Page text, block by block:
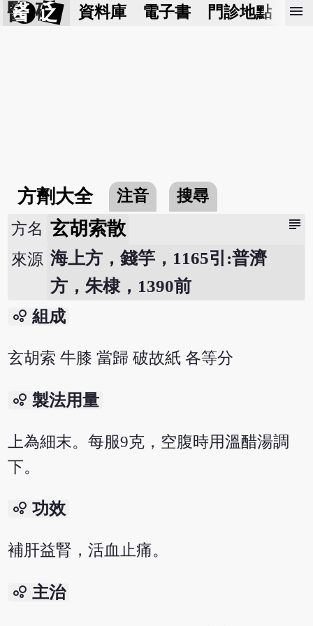
醫 砭 資料庫 電子書 門診地點 預
menu
方劑大全 注音 搜尋
subject
方名 玄胡索散
來源 海上方，錢竽，1165引:普濟
方，朱棣，1390前
bubble_chart 組成
玄胡索 牛膝 當歸 破故紙 各等分
bubble_chart 製法用量
上為細末。每服9克，空腹時用溫醋湯調
下。
bubble_chart 功效
補肝益腎，活血止痛。
bubble_chart 主治